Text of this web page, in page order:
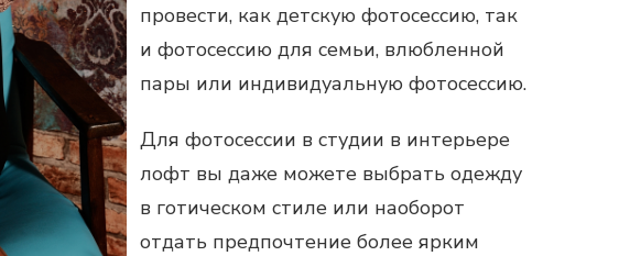
провести, как детскуюфотосессию, так
ифотосессию для семьи, влюбленной
пары или индивидуальнуюфотосессию.
Дляфотосессии в студии в интерьере
лофт вы даже можете выбрать одежду
в готическом стиле или наоборот
отдать предпочтение более ярким